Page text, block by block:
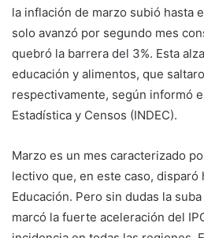
la inflación de marzo subió hasta
solo avanzó por segundo mes
quebró la barrera del 3%. Esta
educación y alimentos, que
respectivamente, según informó
Estadística y Censos (INDEC).
Marzo es un mes caracterizado
lectivo que, en este caso, disparó
Educación. Pero sin dudas la
marcó la fuerte aceleración del